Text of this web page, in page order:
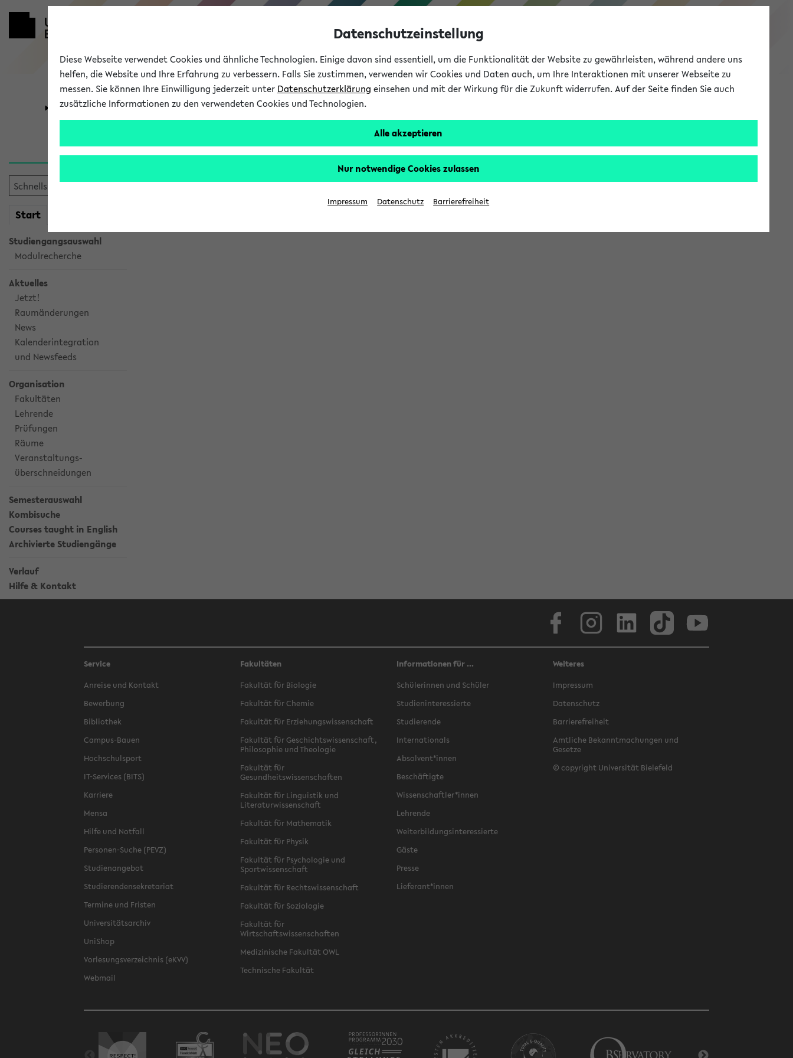
eKVV
Universität Forschung Studium
Start
Studiengangsauswahl
Modulrecherche
Aktuelles
Jetzt!
Raumänderungen
News
Kalenderintegration
und Newsfeeds
Organisation
Fakultäten
Lehrende
Prüfungen
Räume
Veranstaltungs-
überschneidungen
Semesterauswahl
Kombisuche
Courses taught in English
Archivierte Studiengänge
Verlauf
Hilfe & Kontakt
Verlauf
Service
Anreise und Kontakt
Bewerbung
Bibliothek
Campus-Bauen
Hochschulsport
IT-Services (BITS)
Karriere
Mensa
Hilfe und Notfall
Personen-Suche (PEVZ)
Studienangebot
Studierendensekretariat
Termine und Fristen
Universitätsarchiv
UniShop
Vorlesungsverzeichnis (eKVV)
Webmail
Fakultäten
Fakultät für Biologie
Fakultät für Chemie
Fakultät für Erziehungswissenschaft
Fakultät für Geschichtswissenschaft,
Philosophie und Theologie
Fakultät für
Gesundheitswissenschaften
Fakultät für Linguistik und
Literaturwissenschaft
Fakultät für Mathematik
Fakultät für Physik
Fakultät für Psychologie und
Sportwissenschaft
Fakultät für Rechtswissenschaft
Fakultät für Soziologie
Fakultät für
Wirtschaftswissenschaften
Medizinische Fakultät OWL
Technische Fakultät
Informationen für ...
Schülerinnen und Schüler
Studieninteressierte
Studierende
Internationals
Absolvent*innen
Beschäftigte
Wissenschaftler*innen
Lehrende
Weiterbildungsinteressierte
Gäste
Presse
Lieferant*innen
Weiteres
Impressum
Datenschutz
Barrierefreiheit
Amtliche Bekanntmachungen und
Gesetze
© copyright Universität Bielefeld
Datenschutzeinstellung
Diese Webseite verwendet Cookies und ähnliche Technologien. Einige davon sind essentiell, um die Funktionalität der Website zu gewährleisten, während andere uns
helfen, die Website und Ihre Erfahrung zu verbessern. Falls Sie zustimmen, verwenden wir Cookies und Daten auch, um Ihre Interaktionen mit unserer Webseite zu
messen. Sie können Ihre Einwilligung jederzeit unter Datenschutzerklärung einsehen und mit der Wirkung für die Zukunft widerrufen. Auf der Seite finden Sie auch
zusätzliche Informationen zu den verwendeten Cookies und Technologien.
Alle akzeptieren
Nur notwendige Cookies zulassen
Impressum Datenschutz Barrierefreiheit